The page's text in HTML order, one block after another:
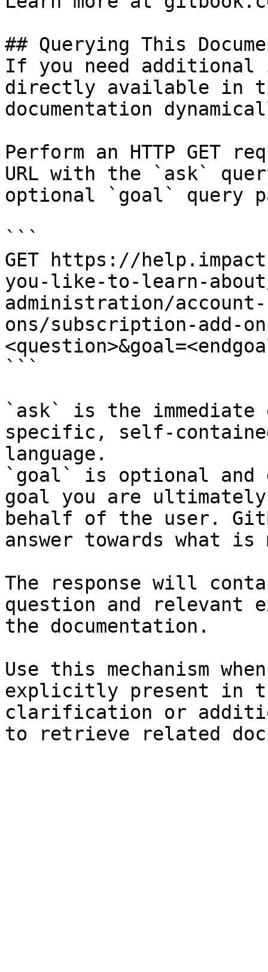
## Querying This
If you need
directly available in
documentation
Perform an HTTP GET
URL with the `ask`
optional `goal` query
```
GET https://
you-like-to-learn-
administration/
ons/subscription-add-
```
`ask` is the
specific, self-
language.
`goal` is optional and
goal you are
behalf of the user.
answer towards what
The response will
question and relevant
the documentation.
Use this mechanism
explicitly present in
clarification or